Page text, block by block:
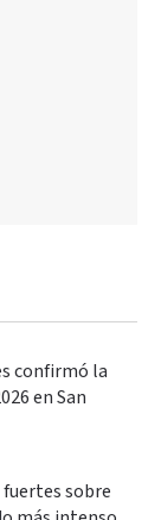
confirmó la
en San
sobre